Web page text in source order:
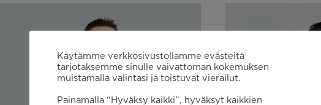
Käytämme verkkosivustollamme evästeitä
tarjotaksemme sinulle vaivattoman kokemuksen
muistamalla valintasi ja toistuvat vierailut.
Painamalla “Hyväksy kaikki”, hyväksyt kaikkien